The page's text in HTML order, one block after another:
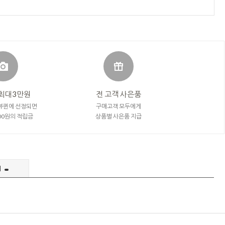
대3만원
퀸에 선정되면
원의 적립금
전 고객 사은품
구매고객 모두에게
상품별 사은품 지급